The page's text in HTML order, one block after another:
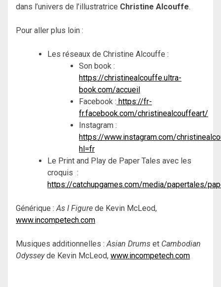
dans l’univers de l’illustratrice Christine Alcouffe.
Pour aller plus loin :
Les réseaux de Christine Alcouffe :
Son book :
https://christinealcouffe.ultra-
book.com/accueil
Facebook : https://fr-
fr.facebook.com/christinealcouffeart/
Instagram :
https://www.instagram.com/
hl=fr
Le Print and Play de Paper Tales avec les
croquis :
https://catchupgames.com/media/papertales/
Générique :As I Figure de Kevin McLeod,
www.incompetech.com
Musiques additionnelles :Asian Drums et Cambodian
Odysseyde Kevin McLeod, www.incompetech.com